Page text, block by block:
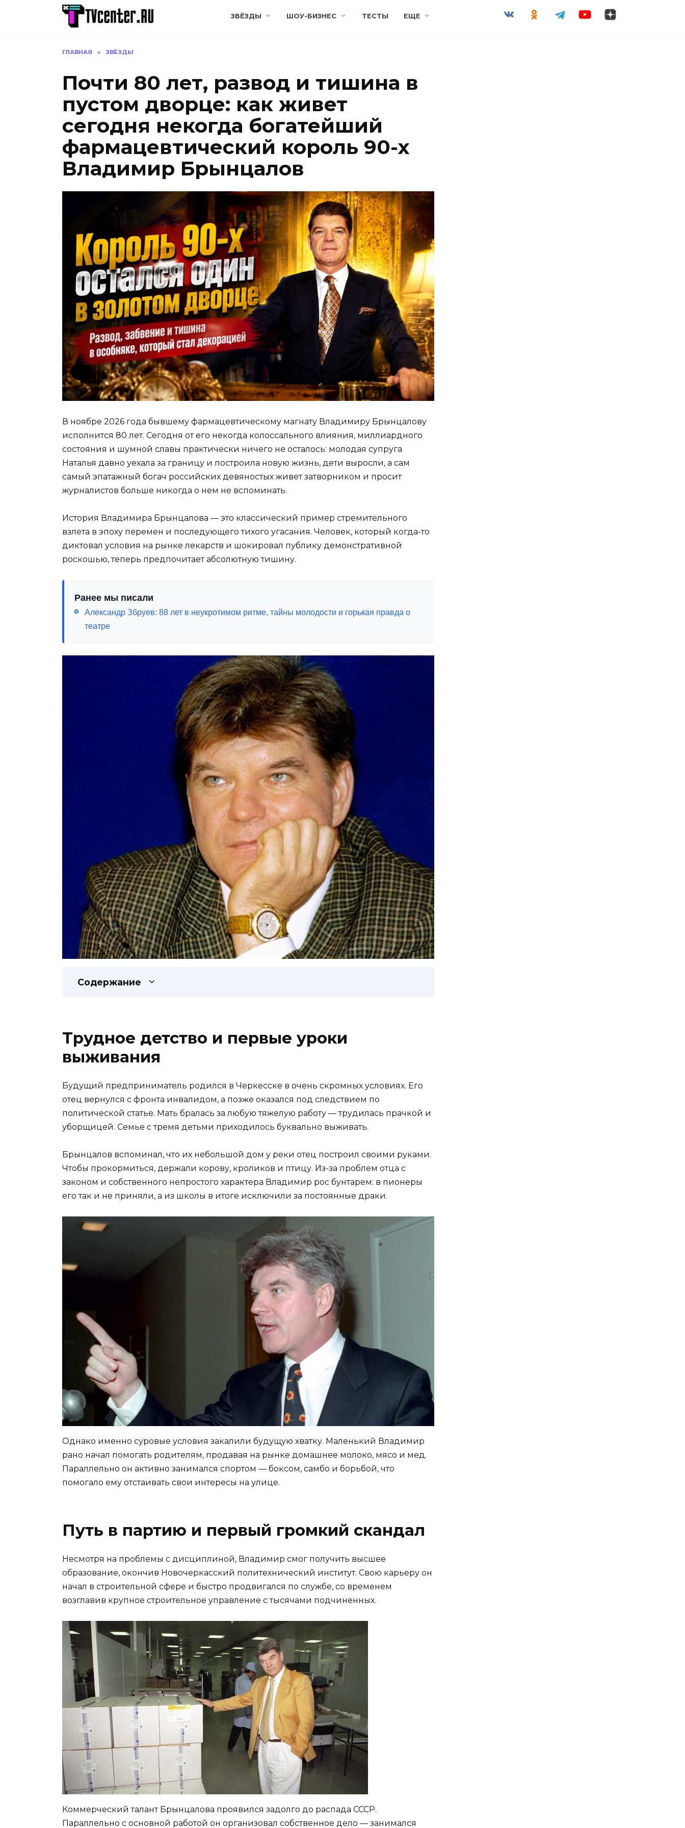
ЗВЁЗДЫ ШОУ-БИЗНЕС ТЕСТЫ ЕЩЕ
ГЛАВНАЯ » ЗВЁЗДЫ
Почти 80 лет, развод и тишина в
пустом дворце: как живет
сегодня некогда богатейший
фармацевтический король 90-х
Владимир Брынцалов
В ноябре 2026 года бывшему фармацевтическому магнату Владимиру Брынцалову
исполнится 80 лет. Сегодня от его некогда колоссального влияния, миллиардного
состояния и шумной славы практически ничего не осталось: молодая супруга
Наталья давно уехала за границу и построила новую жизнь, дети выросли, а сам
самый эпатажный богач российских девяностых живет затворником и просит
журналистов больше никогда о нем не вспоминать.
История Владимира Брынцалова — это классический пример стремительного
взлета в эпоху перемен и последующего тихого угасания. Человек, который когда-то
диктовал условия на рынке лекарств и шокировал публику демонстративной
роскошью, теперь предпочитает абсолютную тишину.
Ранее мы писали
Александр Збруев: 88 лет в неукротимом ритме, тайны молодости и горькая правда о
театре
Содержание
Трудное детство и первые уроки
выживания
Будущий предприниматель родился в Черкесске в очень скромных условиях. Его
отец вернулся с фронта инвалидом, а позже оказался под следствием по
политической статье. Мать бралась за любую тяжелую работу — трудилась прачкой и
уборщицей. Семье с тремя детьми приходилось буквально выживать.
Брынцалов вспоминал, что их небольшой дом у реки отец построил своими руками.
Чтобы прокормиться, держали корову, кроликов и птицу. Из-за проблем отца с
законом и собственного непростого характера Владимир рос бунтарем: в пионеры
его так и не приняли, а из школы в итоге исключили за постоянные драки.
Однако именно суровые условия закалили будущую хватку. Маленький Владимир
рано начал помогать родителям, продавая на рынке домашнее молоко, мясо и мед.
Параллельно он активно занимался спортом — боксом, самбо и борьбой, что
помогало ему отстаивать свои интересы на улице.
Путь в партию и первый громкий скандал
Несмотря на проблемы с дисциплиной, Владимир смог получить высшее
образование, окончив Новочеркасский политехнический институт. Свою карьеру он
начал в строительной сфере и быстро продвигался по службе, со временем
возглавив крупное строительное управление с тысячами подчиненных.
Коммерческий талант Брынцалова проявился задолго до распада СССР.
Параллельно с основной работой он организовал собственное дело — занимался